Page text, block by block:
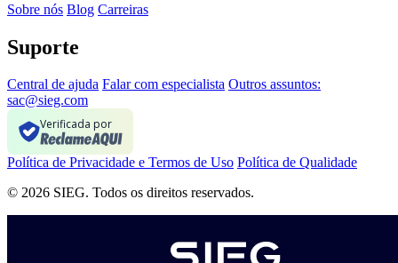
Sobre nós Blog Carreiras
Suporte
Central de ajuda Falar com especialista Outros assuntos:
sac@sieg.com
Verificada por
Política de Privacidade e Termos de Uso Política de Qualidade
© 2026 SIEG. Todos os direitos reservados.